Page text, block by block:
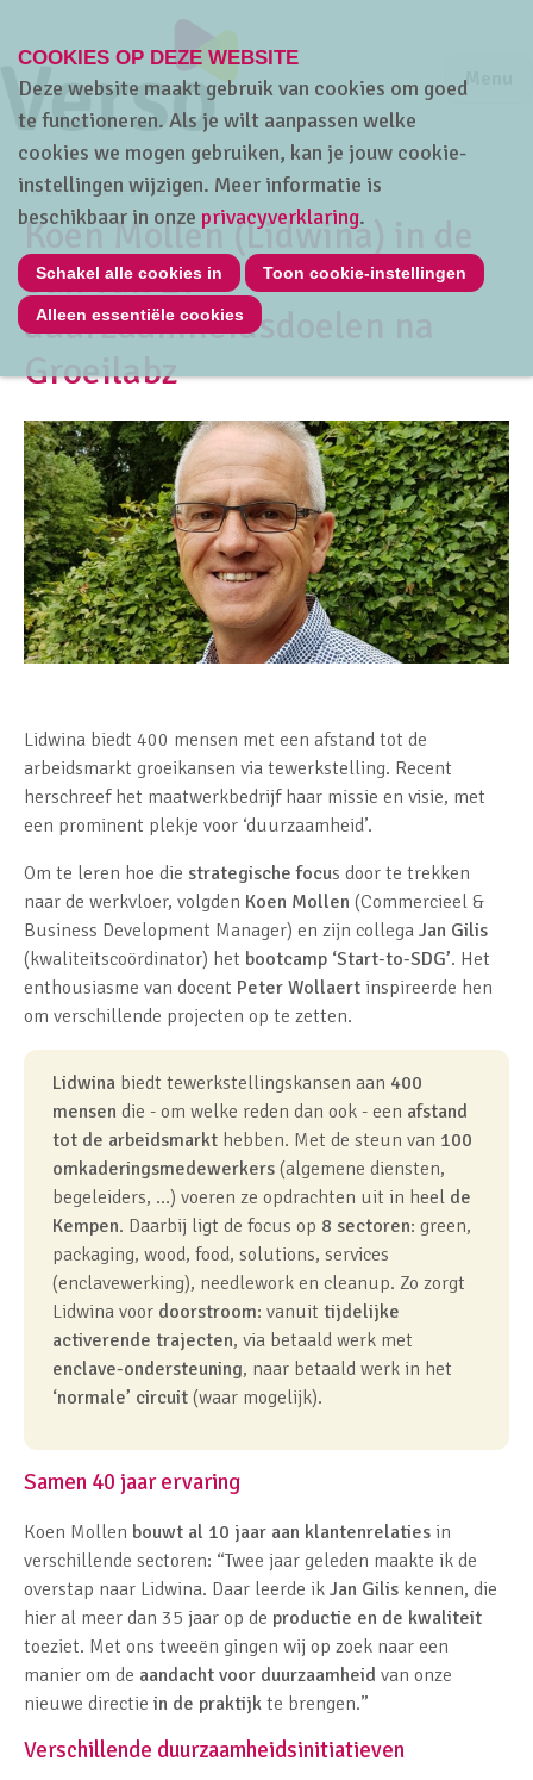
Jump
Menu
Home Advies Cases
Koen Mollen (Lidwina) in de
ban van 17
duurzaamheidsdoelen na
Groeilabz
Lidwina biedt 400 mensen met een afstand tot de
arbeidsmarkt groeikansen via tewerkstelling. Recent
herschreef het maatwerkbedrijf haar missie en visie, met
een prominent plekje voor ‘duurzaamheid’.
Om te leren hoe die strategische focus door te trekken
naar de werkvloer, volgden Koen Mollen (Commercieel &
Business Development Manager) en zijn collega Jan Gilis
(kwaliteitscoördinator) het bootcamp ‘Start-to-SDG’. Het
enthousiasme van docent Peter Wollaert inspireerde hen
om verschillende projecten op te zetten.
Lidwina biedt tewerkstellingskansen aan 400
mensen die - om welke reden dan ook - een afstand
tot de arbeidsmarkt hebben. Met de steun van 100
omkaderingsmedewerkers (algemene diensten,
begeleiders, …) voeren ze opdrachten uit in heel de
Kempen. Daarbij ligt de focus op 8 sectoren: green,
packaging, wood, food, solutions, services
(enclavewerking), needlework en cleanup. Zo zorgt
Lidwina voor doorstroom: vanuit tijdelijke
activerende trajecten, via betaald werk met
enclave-ondersteuning, naar betaald werk in het
‘normale’ circuit (waar mogelijk).
Samen 40 jaar ervaring
Koen Mollen bouwt al 10 jaar aan klantenrelaties in
verschillende sectoren: “Twee jaar geleden maakte ik de
overstap naar Lidwina. Daar leerde ik Jan Gilis kennen, die
hier al meer dan 35 jaar op de productie en de kwaliteit
toeziet. Met ons tweeën gingen wij op zoek naar een
manier om de aandacht voor duurzaamheid van onze
nieuwe directie in de praktijk te brengen.”
Verschillende duurzaamheidsinitiatieven
COOKIES OP DEZE WEBSITE
Deze website maakt gebruik van cookies om goed
te functioneren. Als je wilt aanpassen welke
cookies we mogen gebruiken, kan je jouw cookie-
instellingen wijzigen. Meer informatie is
beschikbaar in onze privacyverklaring.
Schakel alle cookies in Toon cookie-instellingen
Alleen essentiële cookies